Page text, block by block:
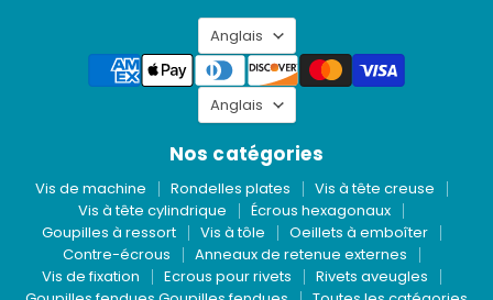
Spaenaur
Langue
Anglais
Nos catégories
Vis de machine Rondelles plates
Vis à tête creuse
Vis à tête cylindrique
Écrous hexagonaux
Goupilles à ressort
Vis à tôle
Oeillets à emboîter
Contre-écrous
Anneaux de retenue externes
Vis de fixation
Ecrous pour rivets
Rivets aveugles
Langue
Anglais